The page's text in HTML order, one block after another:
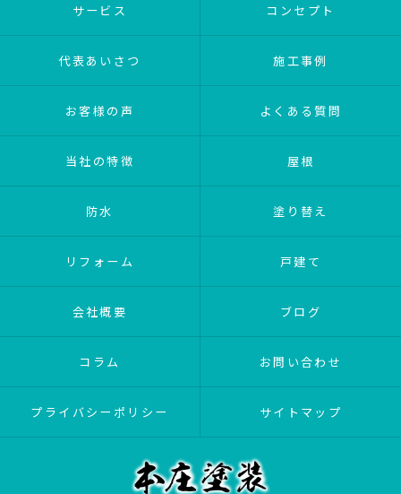
サービス コンセプト
代表あいさつ 施工事例
お客様の声 よくある質問
当社の特徴 屋根
防水 塗り替え
リフォーム 戸建て
会社概要 ブログ
コラム お問い合わせ
プライバシーポリシー サイトマップ